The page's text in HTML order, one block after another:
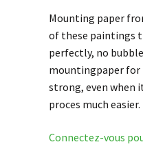
Mounting paper
of these paintings
perfectly, no
mountingpaper
strong, even when
proces much easier.
Connectez-vous